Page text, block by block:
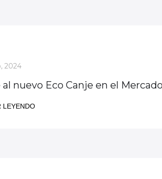
2024
nuevo Eco Canje en el
LEYENDO